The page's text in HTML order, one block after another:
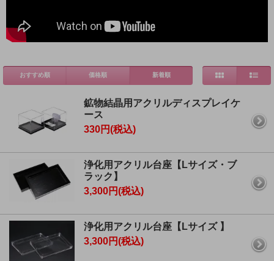
おすすめ順 価格順 新着順
鉱物結晶用アクリルディスプレイケ
ース
330円(税込)
浄化用アクリル台座【Lサイズ・ブ
ラック】
3,300円(税込)
浄化用アクリル台座【Lサイズ 】
3,300円(税込)